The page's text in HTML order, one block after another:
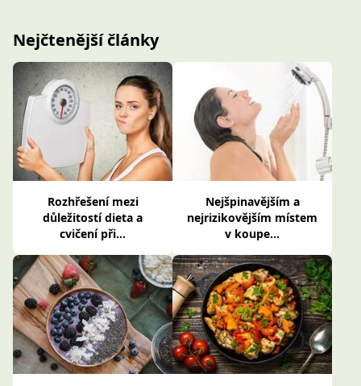
Nejčtenější články
Rozhřešení mezi
důležitostí dieta a
cvičení při...
Nejšpinavějším a
nejrizikovějším místem
v koupe...